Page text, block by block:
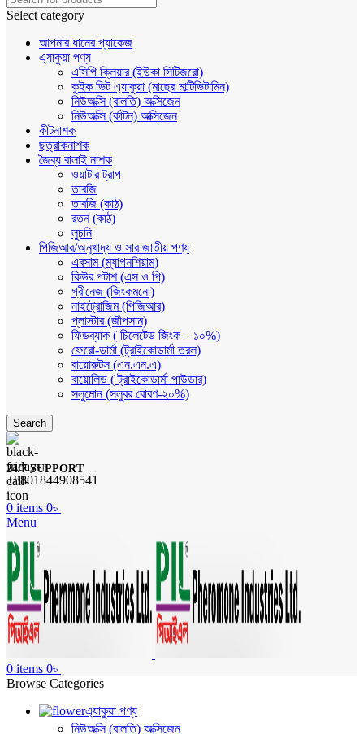
Select category
আপনার ধানের প্যাকেজ
এ্যাকুয়া পণ্য
এসিপি ক্লিয়ার (ইউকা সিটিজরো)
কুইক ভিট এ্যাকুয়া (মাছের মাল্টিভিটামিন)
নিউঅক্সি (বালতি) অক্সিজেন
নিউঅক্সি (র্কাটন) অক্সিজেন
কীটনাশক
ছত্রাকনাশক
জৈব্য বালাই নাশক
ওয়াটার ট্রাপ
তাবজি
তাবজি (কাঠ)
রতন (কাঠ)
লুচনি
পিজিআর/অনুখাদ্য ও সার জাতীয় পণ্য
এবসাম (ম্যাগনশিয়াম)
কিউর পটাশ (এস ও পি)
গ্রীনেজ (জিংকমনো)
নাইট্রোজিম (পিজিআর)
প্লাস্টার (জীপসাম)
ফিডব্যাক ( চিলেটেড জিংক – ১০%)
ফেরো-ডার্মা (ট্রাইকোডার্মা তরল)
বায়োরুটস (এন.এন.এ)
বায়োলিড ( ট্রাইকোডার্মা পাউডার)
সলুমোন (সলুবর বোরণ-২০%)
Search
24/7 SUPPORT
+8801844908541
0 items 0৳
Menu
0 items 0৳
Browse Categories
এ্যাকুয়া পণ্য
নিউঅক্সি (বালতি) অক্সিজেন